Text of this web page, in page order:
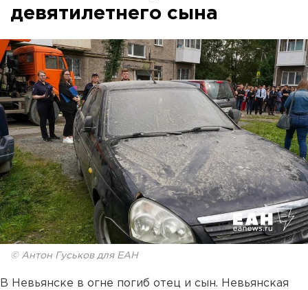
девятилетнего сына
© Антон Гуськов для ЕАН
В Невьянске в огне погиб отец и сын. Невьянская